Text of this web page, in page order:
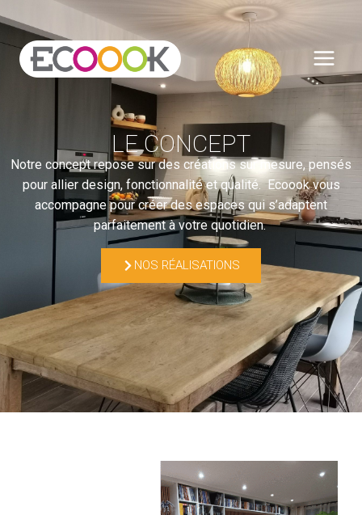
LE CONCEPT
Notre concept repose sur des créations sur mesure, pensés
pour allier design, fonctionnalité et qualité. Ecoook vous
accompagne pour créer des espaces qui s’adaptent
parfaitement à votre quotidien.
NOS RÉALISATIONS